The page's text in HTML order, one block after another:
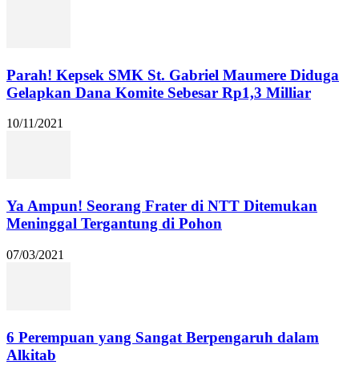
Parah! Kepsek SMK St. Gabriel Maumere Diduga
Gelapkan Dana Komite Sebesar Rp1,3 Milliar
10/11/2021
Ya Ampun! Seorang Frater di NTT Ditemukan
Meninggal Tergantung di Pohon
07/03/2021
6 Perempuan yang Sangat Berpengaruh dalam
Alkitab